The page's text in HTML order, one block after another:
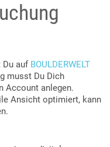
Du auf BOULDERWELT
musst Du Dich
Account anlegen.
Ansicht optimiert, kann